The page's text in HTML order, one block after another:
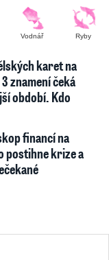
Vodnář Ryby
karet na
znamení čeká
období. Kdo
financí na
postihne krize a